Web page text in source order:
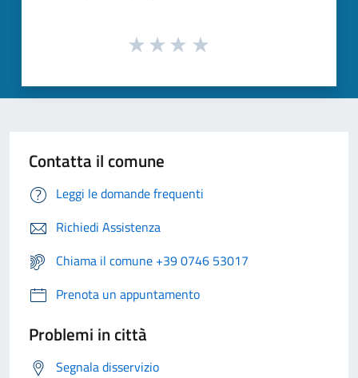
Contatta il comune
Leggi le domande frequenti
Richiedi Assistenza
Chiama il comune +39 0746 53017
Prenota un appuntamento
Problemi in città
Segnala disservizio